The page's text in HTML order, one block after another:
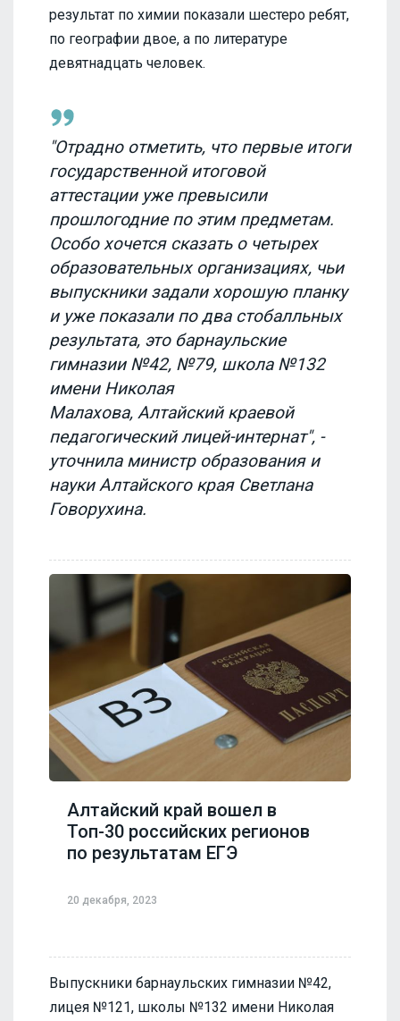
результат по химии показали шестеро ребят,
по географии двое, а по литературе
девятнадцать человек.
"Отрадно отметить, что первые итоги
государственной итоговой
аттестации уже превысили
прошлогодние по этим предметам.
Особо хочется сказать о четырех
образовательных организациях, чьи
выпускники задали хорошую планку
и уже показали по два стобалльных
результата, это барнаульские
гимназии №42, №79, школа №132
имени Николая
Малахова, Алтайский краевой
педагогический лицей-интернат", -
уточнила министр образования и
науки Алтайского края Светлана
Говорухина.
Алтайский край вошел в
Топ-30 российских регионов
по результатам ЕГЭ
20 декабря, 2023
Выпускники барнаульских гимназии №42,
лицея №121, школы №132 имени Николая